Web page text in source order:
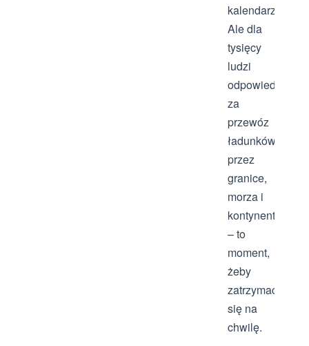
kalendarzu.
Ale dla
tysięcy
ludzi
za
przewóz
ładunków
przez
granice,
morza i
kontynenty
– to
moment,
żeby
zatrzymać
się na
chwilę.